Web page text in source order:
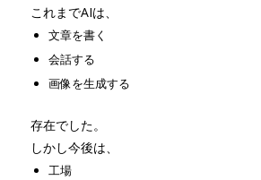
これまでAIは、
文章を書く
会話する
画像を生成する
存在でした。
しかし今後は、
工場